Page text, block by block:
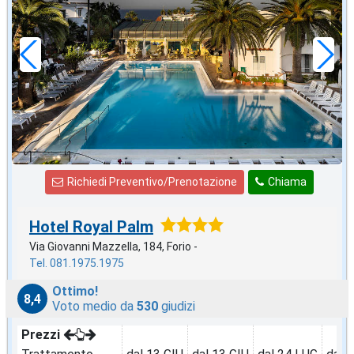
€69,00
a notte
Chiama
Richiedi Preventivo/Prenotazione
Hotel Royal Palm
Via Giovanni Mazzella, 184, Forio -
Tel. 081.1975.1975
8,4
Ottimo!
Voto medio da 530 giudizi
Prezzi